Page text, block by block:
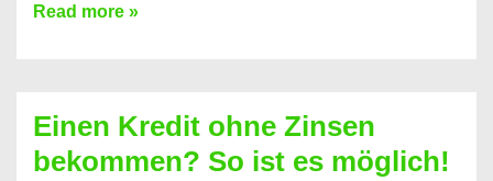
Ist
Festvertrag
für
Read more »
Einen Kredit ohne Zinsen
bekommen? So ist es möglich!